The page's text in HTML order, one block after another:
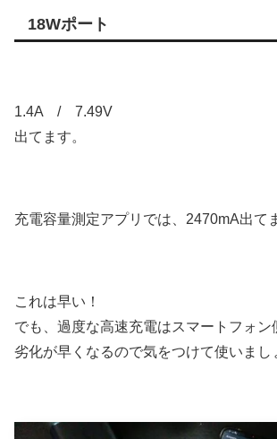
18Wポート
1.4A / 7.49V
出てます。
充電容量測定アプリでは、2470mA出て
これは早い！
でも、過度な高速充電はスマートフォン
劣化が早くなるので気をつけて使いまし